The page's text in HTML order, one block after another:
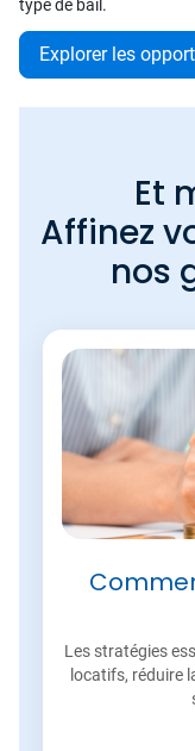
type de bail.
Explorer les
Et
Affinez
nos
Les stratégies
locatifs, réduire